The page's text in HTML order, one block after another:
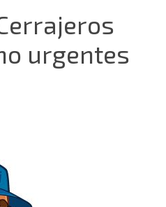
urgentes